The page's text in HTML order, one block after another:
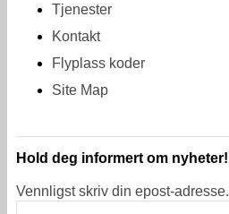
Tjenester
Kontakt
Flyplass koder
Site Map
Hold deg informert om nyheter!
Vennligst skriv din epost-adresse.